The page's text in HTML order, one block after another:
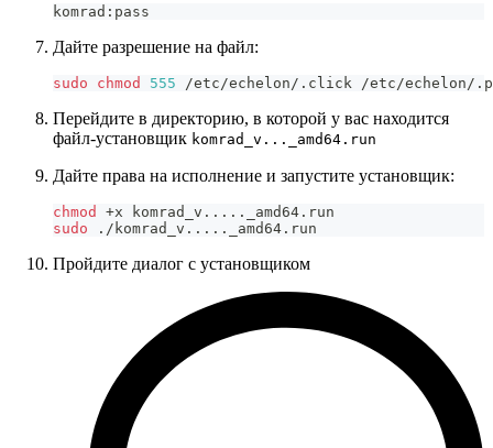
komrad : pass
Дайте разрешение на файл:
sudo chmod 555 /etc/echelon/.click /etc/echelon/
Перейдите в директорию, в которой у вас находится
файл-установщик komrad_v..._amd64.run
Дайте права на исполнение и запустите установщик:
chmod +x komrad_v .. .. ._amd64.run
sudo ./komrad_v .. .. ._amd64.run
Пройдите диалог с установщиком